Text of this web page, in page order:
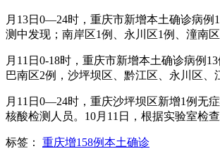
月13日0—24时，重庆市新增本土确诊病
测中发现；南岸区1例、永川区1例、潼南
月11日0-18时，重庆市新增本土确诊病例
巴南区2例，沙坪坝区、黔江区、永川区、
月11日0—24时，重庆沙坪坝区新增1例无
核酸检测人员。10月11日，根据实验室检
标签： 重庆增158例本土确诊